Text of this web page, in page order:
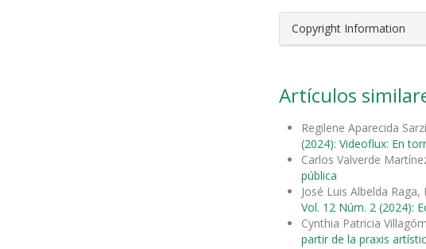
Copyright Information
Artículos
Regilene Aparecida
(2024): Videoflux: En
Carlos Valverde
pública
José Luis Albelda
Vol. 12 Núm. 2 (2024):
Cynthia Patricia
partir de la praxis